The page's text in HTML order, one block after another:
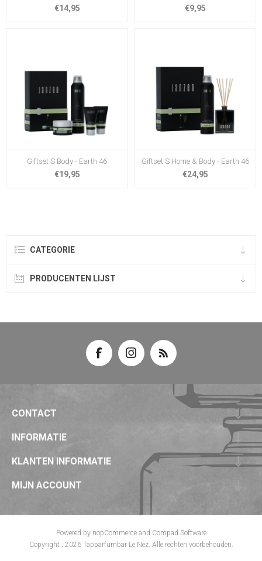
€14,95 €9,95
Giftset S Body - Earth 46
€19,95
Giftset S Home & Body - Earth 46
€24,95
CATEGORIE
PRODUCENTEN LIJST
CONTACT
INFORMATIE
KLANTEN INFORMATIE
MIJN ACCOUNT
Powered by nopCommerceand Compad Software
Copyright ; 2026 Tapparfumbar Le Nez. Alle rechten voorbehouden.